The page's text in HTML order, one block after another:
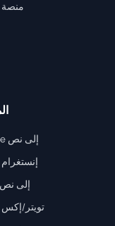
منصة
YouTube إلى نص
TikTok إلى نص
تويتر/